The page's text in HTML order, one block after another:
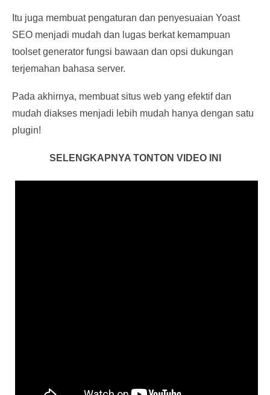
Itu juga membuat pengaturan dan penyesuaian Yoast
SEO menjadi mudah dan lugas berkat kemampuan
toolset generator fungsi bawaan dan opsi dukungan
terjemahan bahasa server.
Pada akhirnya, membuat situs web yang efektif dan
mudah diakses menjadi lebih mudah hanya dengan satu
plugin!
SELENGKAPNYA TONTON VIDEO INI